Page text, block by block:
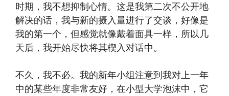
时期，我不想抑制心情。这是我第二次不公开地
解决的话，我与新的摄入量进行了交谈，好像是
我的第一个，但感觉就像戴着面具一样，所以几
天后，我开始尽快将其楔入对话中。
不久，我不必。我的新年小组注意到我对上一年
中的某些年度非常友好，在小型大学泡沫中，它